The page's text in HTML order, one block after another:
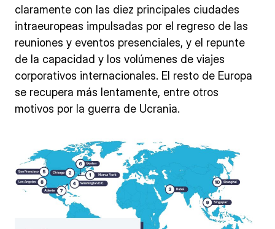
claramente con las diez principales ciudades
intraeuropeas impulsadas por el regreso de las
reuniones y eventos presenciales, y el repunte
de la capacidad y los volúmenes de viajes
corporativos internacionales. El resto de Europa
se recupera más lentamente, entre otros
motivos por la guerra de Ucrania.